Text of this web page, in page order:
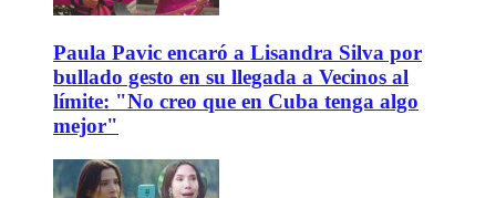
Paula Pavic encaró a Lisandra Silva por
bullado gesto en su llegada a Vecinos al
límite: "No creo que en Cuba tenga algo
mejor"